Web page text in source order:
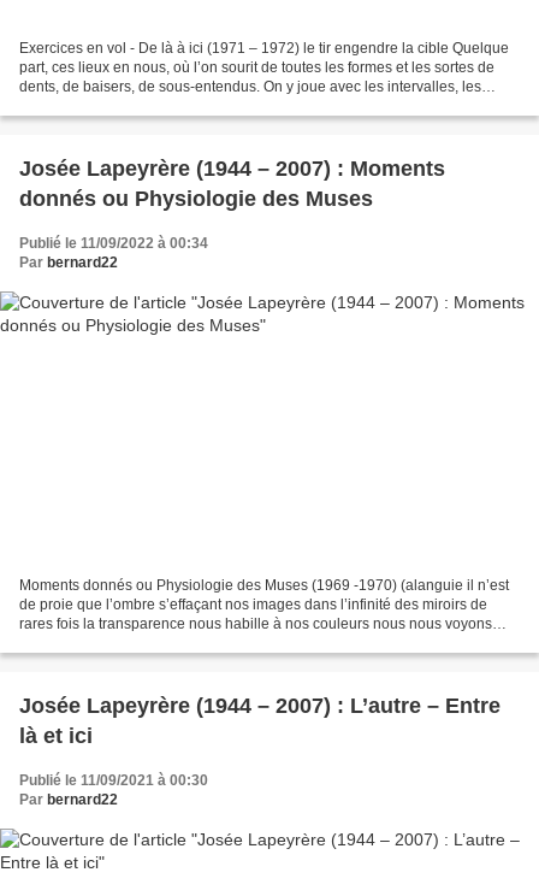
Exercices en vol - De là à ici (1971 – 1972) le tir engendre la cible Quelque
part, ces lieux en nous, où l’on sourit de toutes les formes et les sortes de
dents, de baisers, de sous-entendus. On y joue avec les intervalles, les
Josée Lapeyrère (1944 – 2007) : Moments
donnés ou Physiologie des Muses
Publié le 11/09/2022 à 00:34
Par bernard22
Moments donnés ou Physiologie des Muses (1969 -1970) (alanguie il n’est
de proie que l’ombre s’effaçant nos images dans l’infinité des miroirs de
rares fois la transparence nous habille à nos couleurs nous nous voyons
Josée Lapeyrère (1944 – 2007) : L’autre – Entre
là et ici
Publié le 11/09/2021 à 00:30
Par bernard22